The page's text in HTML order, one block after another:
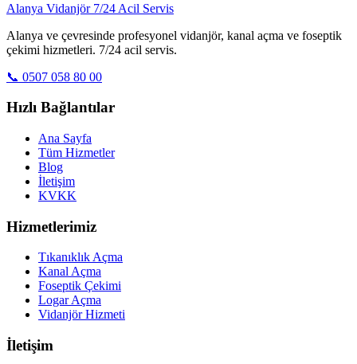
Alanya Vidanjör 7/24 Acil Servis
Alanya ve çevresinde profesyonel vidanjör, kanal açma ve foseptik
çekimi hizmetleri. 7/24 acil servis.
📞 0507 058 80 00
Hızlı Bağlantılar
Ana Sayfa
Tüm Hizmetler
Blog
İletişim
KVKK
Hizmetlerimiz
Tıkanıklık Açma
Kanal Açma
Foseptik Çekimi
Logar Açma
Vidanjör Hizmeti
İletişim